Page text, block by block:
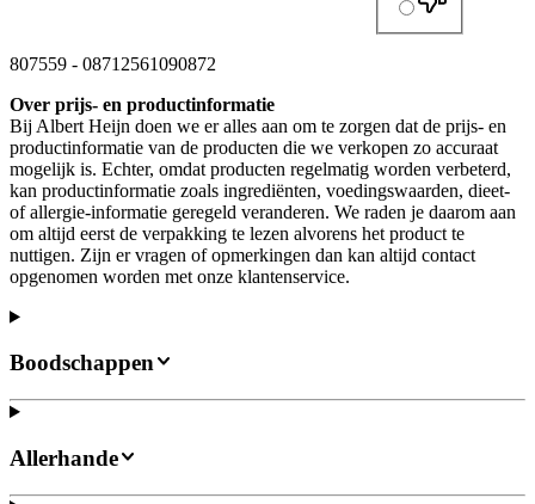
807559 - 08712561090872
Over prijs- en productinformatie
Bij Albert Heijn doen we er alles aan om te zorgen dat de prijs- en
productinformatie van de producten die we verkopen zo accuraat
mogelijk is. Echter, omdat producten regelmatig worden verbeterd,
kan productinformatie zoals ingrediënten, voedingswaarden, dieet-
of allergie-informatie geregeld veranderen. We raden je daarom aan
om altijd eerst de verpakking te lezen alvorens het product te
nuttigen. Zijn er vragen of opmerkingen dan kan altijd contact
opgenomen worden met onze klantenservice.
Boodschappen
Allerhande